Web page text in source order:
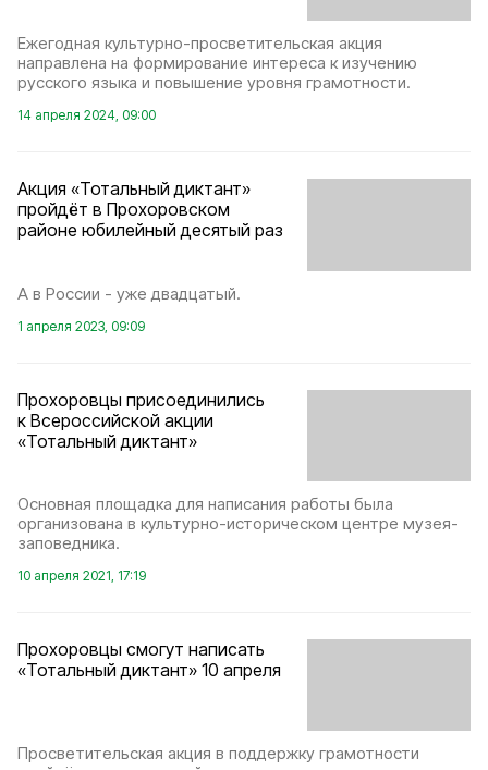
Ежегодная культурно-просветительская акция
направлена на формирование интереса к изучению
русского языка и повышение уровня грамотности.
14 апреля 2024, 09:00
Акция «Тотальный диктант»
пройдёт в Прохоровском
районе юбилейный десятый раз
А в России - уже двадцатый.
1 апреля 2023, 09:09
Прохоровцы присоединились
к Всероссийской акции
«Тотальный диктант»
Основная площадка для написания работы была
организована в культурно-историческом центре музея-
заповедника.
10 апреля 2021, 17:19
Прохоровцы смогут написать
«Тотальный диктант» 10 апреля
Просветительская акция в поддержку грамотности